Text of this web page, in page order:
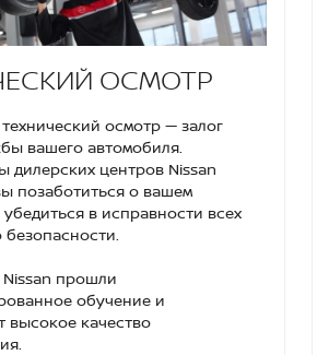
ОСМОТР
осмотр — залог
вашего автомобиля.
дилерских центров Nissan
позаботиться о вашем
в исправности всех
безопасности.
Nissan прошли
обучение и
высокое качество